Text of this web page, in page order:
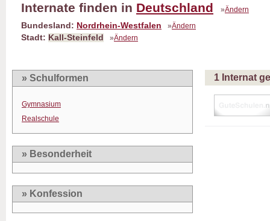
Internate finden in Deutschland »Ändern
Bundesland: Nordrhein-Westfalen »Ändern
Stadt: Kall-Steinfeld »Ändern
» Schulformen
Gymnasium
Realschule
» Besonderheit
» Konfession
1 Internat